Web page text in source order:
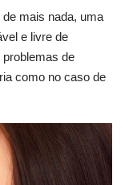
mais nada, uma
e livre de
de
como no caso de